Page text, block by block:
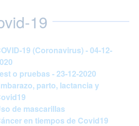
19
19 (Coronavirus) - 04-12-
o pruebas - 23-12-2020
parto, lactancia y
de mascarillas
en tiempos de Covid19